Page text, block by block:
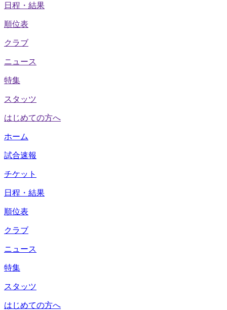
日程・結果
順位表
クラブ
ニュース
特集
スタッツ
はじめての方へ
ホーム
試合速報
チケット
日程・結果
順位表
クラブ
ニュース
特集
スタッツ
はじめての方へ